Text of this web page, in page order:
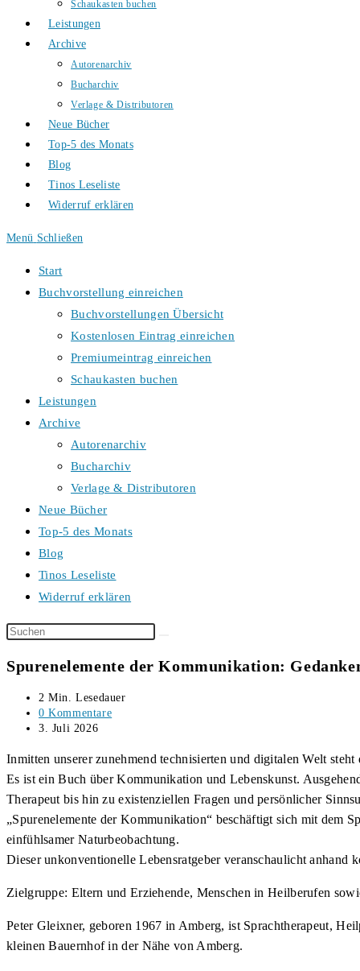
Schaukasten buchen
Leistungen
Archive
Autorenarchiv
Bucharchiv
Verlage & Distributoren
Neue Bücher
Top-5 des Monats
Blog
Tinos Leseliste
Widerruf erklären
Menü Schließen
Start
Buchvorstellung einreichen
Buchvorstellungen Übersicht
Kostenlosen Eintrag einreichen
Premiumeintrag einreichen
Schaukasten buchen
Leistungen
Archive
Autorenarchiv
Bucharchiv
Verlage & Distributoren
Neue Bücher
Top-5 des Monats
Blog
Tinos Leseliste
Widerruf erklären
Diese
durchsuchen
Spurenelemente der Kommunikation:
Lesedauer:
2 Min. Lesedauer
Beitrags-
Kommentare:
0 Kommentare
Beitrag
3. Juli 2026
Inmitten unserer zunehmend technisierten und digitalen Welt
Es ist ein Buch über Kommunikation und Lebenskunst.
Therapeut bis hin zu existenziellen Fragen und persönlicher
„Spurenelemente der Kommunikation“ beschäftigt sich mit dem
einfühlsamer Naturbeobachtung.
Dieser unkonventionelle Lebensratgeber veranschaulicht
Zielgruppe: Eltern und Erziehende, Menschen in Heilberufen
Peter Gleixner, geboren 1967 in Amberg, ist Sprachtherapeut,
kleinen Bauernhof in der Nähe von Amberg.